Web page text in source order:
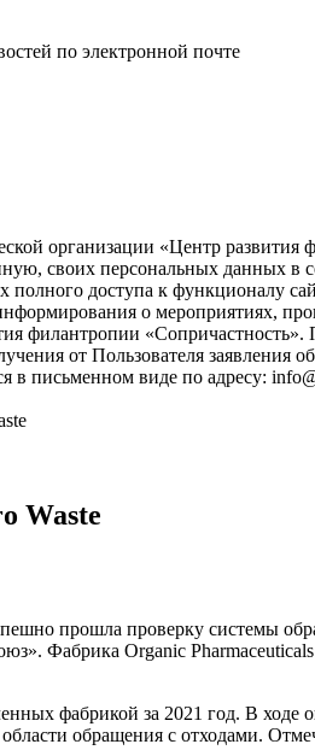
по электронной почте
организации «Центр развития
своих персональных данных
доступа к функционалу
о мероприятиях,
филантропии
от Пользователя заявления
в письменном виде по адресу:
Waste
прошла проверку системы
Фабрика Organic Pharmaceuticals
фабрикой за 2021 год. В
обращения с отходами.